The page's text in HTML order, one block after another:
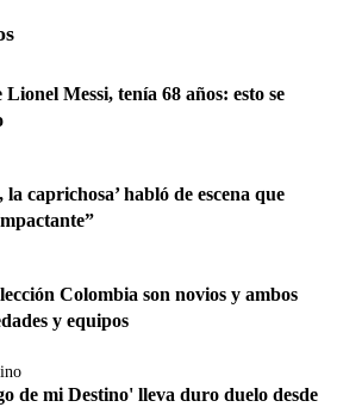
Messi, tenía 68 años: esto se
caprichosa’ habló de escena que
Colombia son novios y ambos
y equipos
de mi Destino' lleva duro duelo desde